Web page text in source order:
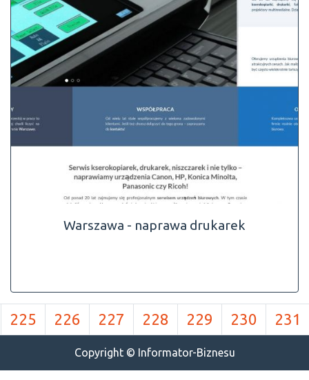
Warszawa - naprawa drukarek
225 226 227 228 229 230 231
Copyright © Informator-Biznesu